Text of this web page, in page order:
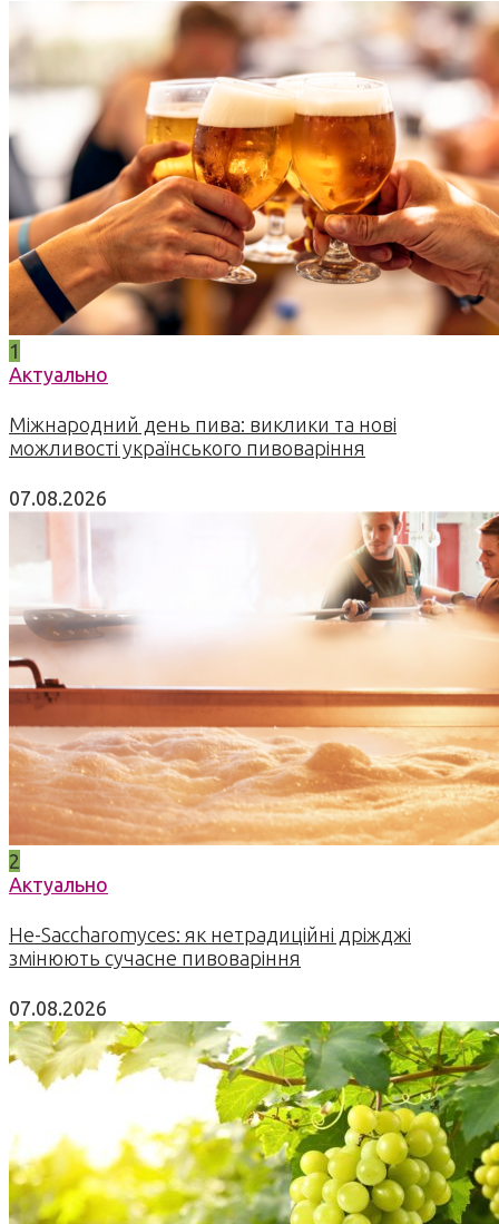
1
Актуально
Міжнародний день пива: виклики та нові
можливості українського пивоваріння
07.08.2026
2
Актуально
Не-Saccharomyces: як нетрадиційні дріжджі
змінюють сучасне пивоваріння
07.08.2026